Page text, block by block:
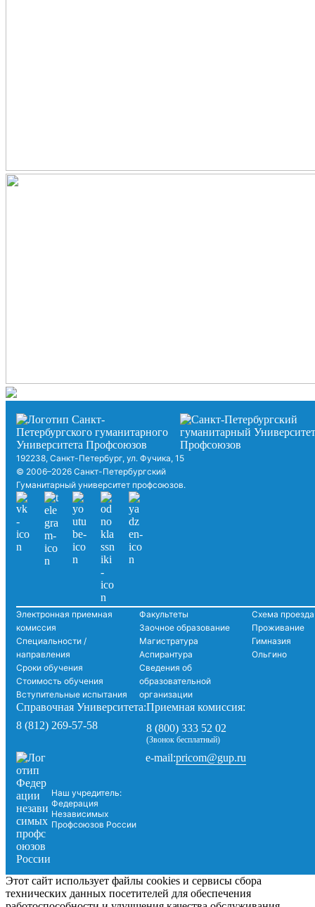
192238, Санкт-Петербург, ул. Фучика, 15
© 2006–2026 Санкт-Петербургский
Гуманитарный университет профсоюзов.
Электронная приемная
комиссия
Специальности /
направления
Сроки обучения
Стоимость обучения
Вступительные испытания
Факультеты
Заочное образование
Магистратура
Аспирантура
Сведения об
образовательной
организации
Схема проезда
Проживание
Гимназия
Ольгино
Справочная Университета:
8 (812) 269-57-58
Приемная комиссия:
8 (800) 333 52 02
(Звонок бесплатный)
Наш учредитель:
Федерация
Независимых
Профсоюзов России
e-mail:pricom@gup.ru
Этот сайт использует файлы cookies и сервисы сбора
технических данных посетителей для обеспечения